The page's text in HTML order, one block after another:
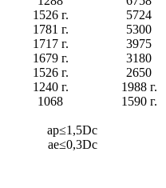
1526 г.
5724
1781 г.
5300
1717 г.
3975
1679 г.
3180
1526 г.
2650
1240 г.
1988 г.
1068 1590 г.
ap≤1,5Dc
ae≤0,3Dc